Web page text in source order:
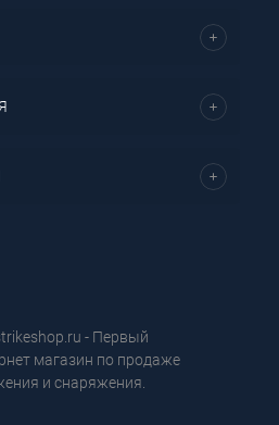
- Первый
магазин по продаже
и снаряжения.